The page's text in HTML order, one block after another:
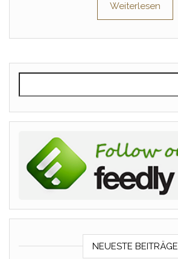
Weiterlesen
NEUESTE BEITRÄGE